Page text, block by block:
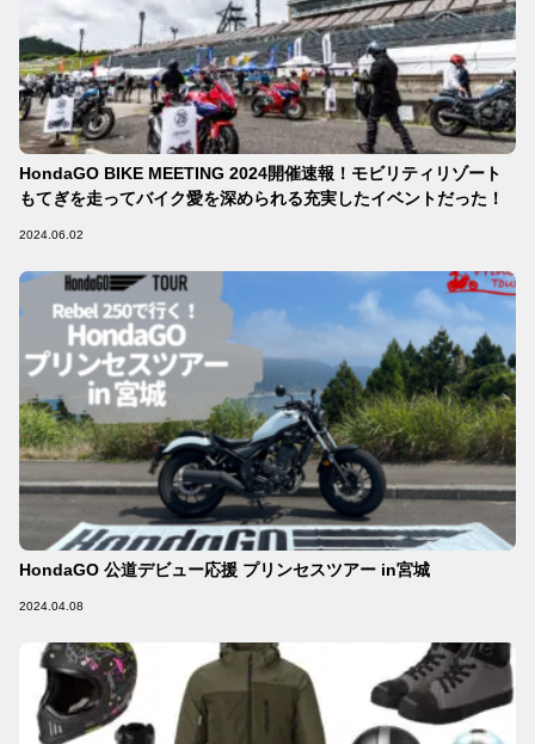
HondaGO BIKE MEETING 2024開催速報！モビリティリゾート
もてぎを走ってバイク愛を深められる充実したイベントだった！
2024.06.02
HondaGO 公道デビュー応援 プリンセスツアー in宮城
2024.04.08